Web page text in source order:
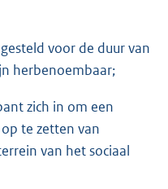
voor de duur van
herbenoembaar;
zich in om een
te zetten van
van het sociaal